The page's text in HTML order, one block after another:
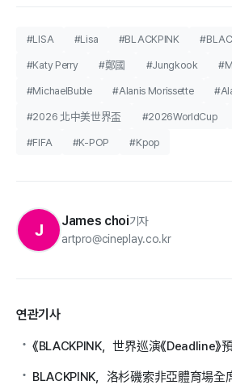
#LISA #Lisa #BLACKPINK
#Katy Perry #鄭國 #Jungkook
#MichaelBuble #Alanis Morissette
#2026 北中美世界盃 #2026WorldCup
#FIFA #K-POP #Kpop
J James choi기자
artpro@cineplay.co.kr
연관기사
《BLACKPINK，世界巡演《Deadline》
BLACKPINK，洛杉磯索非亞體育場全